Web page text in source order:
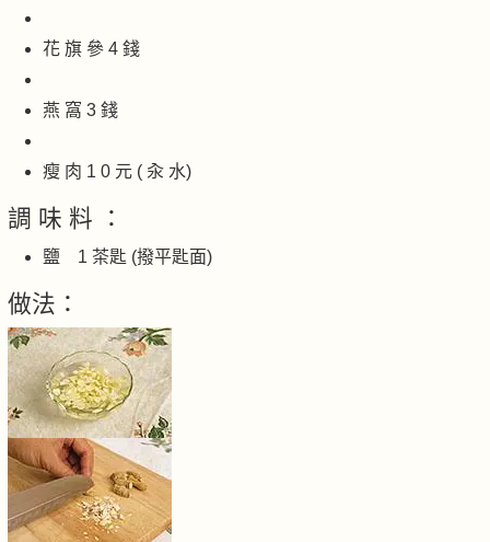
花 旗 參 4 錢
燕 窩 3 錢
瘦 肉 1 0 元 ( 汆 水)
調 味 料 ：
鹽 1 茶匙 (撥平匙面)
做法：